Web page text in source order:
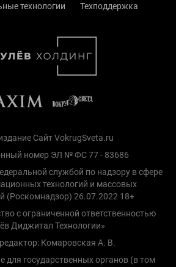
технологии
Техподдержка
Сайт VokrugSveta.ru
номер ЭЛ № ФС 77 - 83686
службой по надзору в сфере
технологий и массовых
(Роскомнадзор) 26.07.2022 18+
с ограниченной ответственностью
Диджитал Технологии»
Комаровская А. В.
для государственных органов (в том